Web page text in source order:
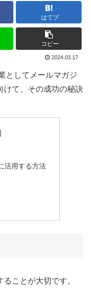
はてブ
コピー
2024.03.17
としてメールマガジ
けて、その成功の秘訣
活用する方法
ことが大切です。